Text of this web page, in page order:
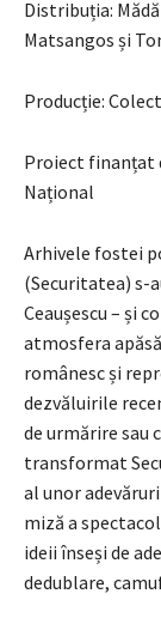
Distribuția:
Matsangos și
Producție:
Proiect finanțat
Național
Arhivele fostei
(Securitatea) s-
Ceaușescu – și
atmosfera
românesc și
dezvăluirile
de urmărire sau
transformat
al unor
miză a
ideii înseși de
dedublare,